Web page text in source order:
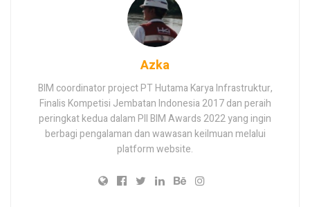
Azka
BIM coordinator project PT Hutama Karya Infrastruktur,
Finalis Kompetisi Jembatan Indonesia 2017 dan peraih
peringkat kedua dalam PII BIM Awards 2022 yang ingin
berbagi pengalaman dan wawasan keilmuan melalui
platform website.